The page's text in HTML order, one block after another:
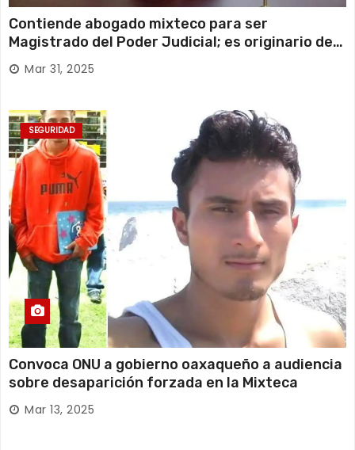
Contiende abogado mixteco para ser
Magistrado del Poder Judicial; es originario de
Huajuapan de León
Mar 31, 2025
SEGURIDAD
Convoca ONU a gobierno oaxaqueño a audiencia
sobre desaparición forzada en la Mixteca
Mar 13, 2025